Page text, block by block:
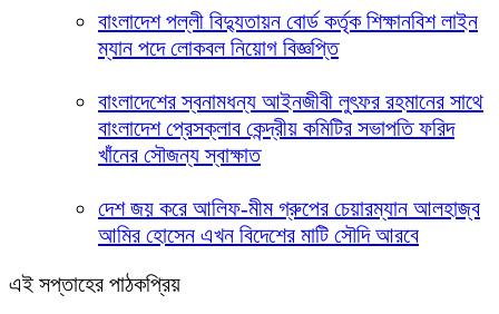
বাংলাদেশ পল্লী বিদ্যুতায়ন বোর্ড কর্তৃক শিক্ষানবিশ লাইন
ম্যান পদে লোকবল নিয়োগ বিজ্ঞপ্তি
বাংলাদেশের স্বনামধন্য আইনজীবী লুৎফর রহমানের সাথে
বাংলাদেশ প্রেসক্লাব কেন্দ্রীয় কমিটির সভাপতি ফরিদ
খাঁনের সৌজন্য স্বাক্ষাত
দেশ জয় করে আলিফ-মীম গ্রুপের চেয়ারম্যান আলহাজ্ব
আমির হোসেন এখন বিদেশের মাটি সৌদি আরবে
এই সপ্তাহের পাঠকপ্রিয়